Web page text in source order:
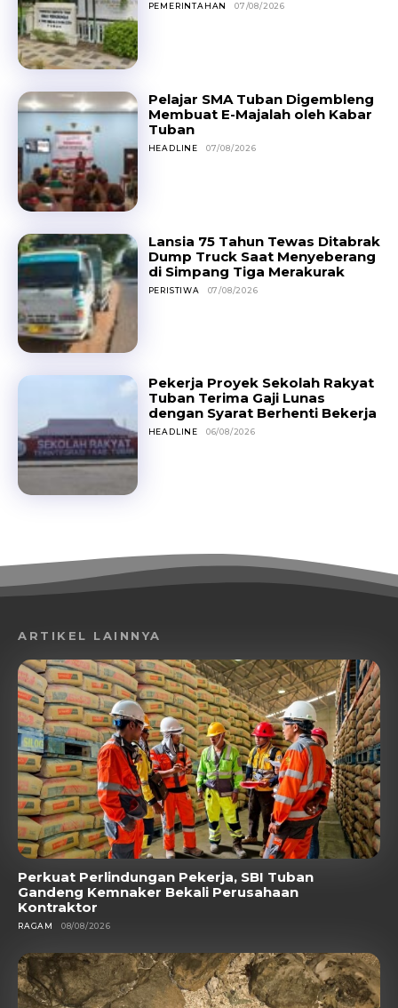
PEMERINTAHAN 07/08/2026
Pelajar SMA Tuban Digembleng
Membuat E-Majalah oleh Kabar
Tuban
HEADLINE 07/08/2026
Lansia 75 Tahun Tewas Ditabrak
Dump Truck Saat Menyeberang
di Simpang Tiga Merakurak
PERISTIWA 07/08/2026
Pekerja Proyek Sekolah Rakyat
Tuban Terima Gaji Lunas
dengan Syarat Berhenti Bekerja
HEADLINE 06/08/2026
ARTIKEL LAINNYA
Perkuat Perlindungan Pekerja, SBI Tuban
Gandeng Kemnaker Bekali Perusahaan
Kontraktor
RAGAM 08/08/2026